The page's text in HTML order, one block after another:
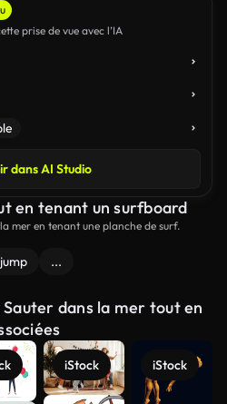
prise de vue avec l’IA
dans AI Studio
en tenant un surfboard
mer en tenant une planche de surf.
...
dans la mer tout en
iStock iStock